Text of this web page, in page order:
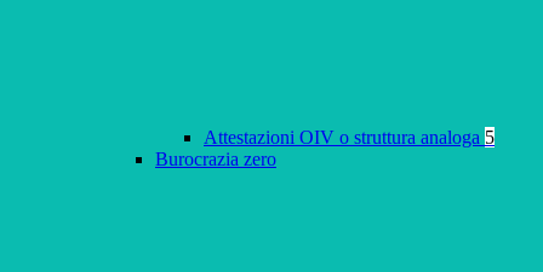
Attestazioni OIV o struttura analoga 5
Burocrazia zero